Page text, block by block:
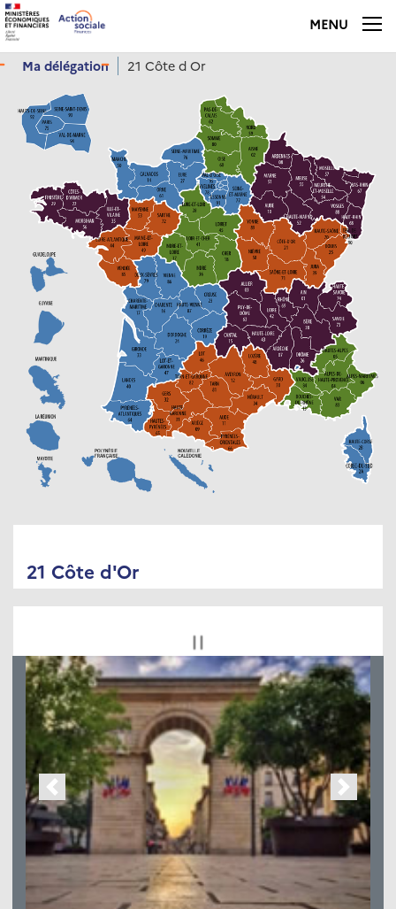
Panneau de gestion des cookies
MENU
Ma délégation 21 Côte d Or
21 Côte d'Or
Précédent Suivant